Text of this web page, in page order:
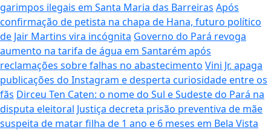
garimpos ilegais em Santa Maria das Barreiras Após
confirmação de petista na chapa de Hana, futuro político
de Jair Martins vira incógnita Governo do Pará revoga
aumento na tarifa de água em Santarém após
reclamações sobre falhas no abastecimento Vini Jr. apaga
publicações do Instagram e desperta curiosidade entre os
fãs Dirceu Ten Caten: o nome do Sul e Sudeste do Pará na
disputa eleitoral Justiça decreta prisão preventiva de mãe
suspeita de matar filha de 1 ano e 6 meses em Bela Vista